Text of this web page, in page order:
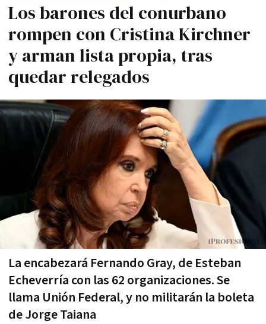
Los barones del conurbano
rompen con Cristina Kirchner
y arman lista propia, tras
quedar relegados
La encabezará Fernando Gray, de Esteban
Echeverría con las 62 organizaciones. Se
llama Unión Federal, y no militarán la boleta
de Jorge Taiana